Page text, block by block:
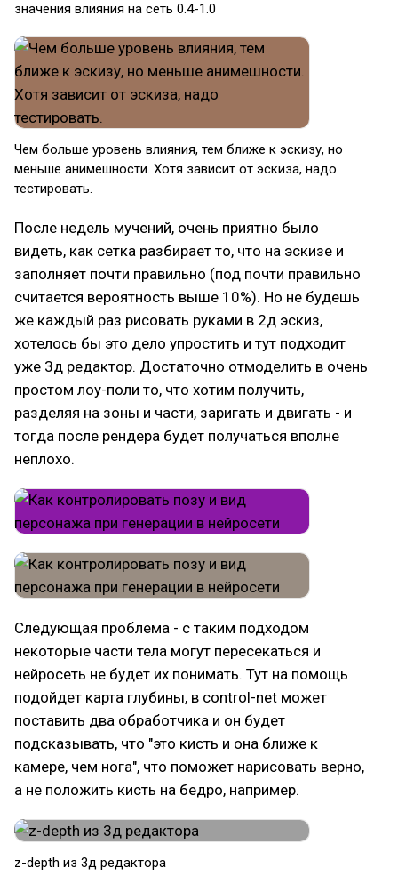
значения влияния на сеть 0.4-1.0
Чем больше уровень влияния, тем ближе к эскизу, но
меньше анимешности. Хотя зависит от эскиза, надо
тестировать.
После недель мучений, очень приятно было
видеть, как сетка разбирает то, что на эскизе и
заполняет почти правильно (под почти правильно
считается вероятность выше 10%). Но не будешь
же каждый раз рисовать руками в 2д эскиз,
хотелось бы это дело упростить и тут подходит
уже 3д редактор. Достаточно отмоделить в очень
простом лоу-поли то, что хотим получить,
разделяя на зоны и части, заригать и двигать - и
тогда после рендера будет получаться вполне
неплохо.
Следующая проблема - с таким подходом
некоторые части тела могут пересекаться и
нейросеть не будет их понимать. Тут на помощь
подойдет карта глубины, в control-net может
поставить два обработчика и он будет
подсказывать, что "это кисть и она ближе к
камере, чем нога", что поможет нарисовать верно,
а не положить кисть на бедро, например.
z-depth из 3д редактора